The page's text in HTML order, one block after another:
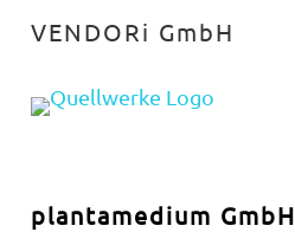
VENDORi GmbH
plantamedium GmbH